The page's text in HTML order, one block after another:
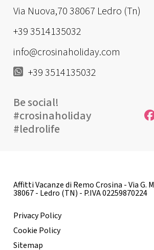
Via Nuova,70 38067 Ledro (Tn)
+39 3514135032
info@crosinaholiday.com
+39 3514135032
Be social!
#crosinaholiday
#ledrolife
Affitti Vacanze di Remo Crosina - Via G.
38067 - Ledro (TN) - P.IVA 02259870224
Privacy Policy
Cookie Policy
Sitemap